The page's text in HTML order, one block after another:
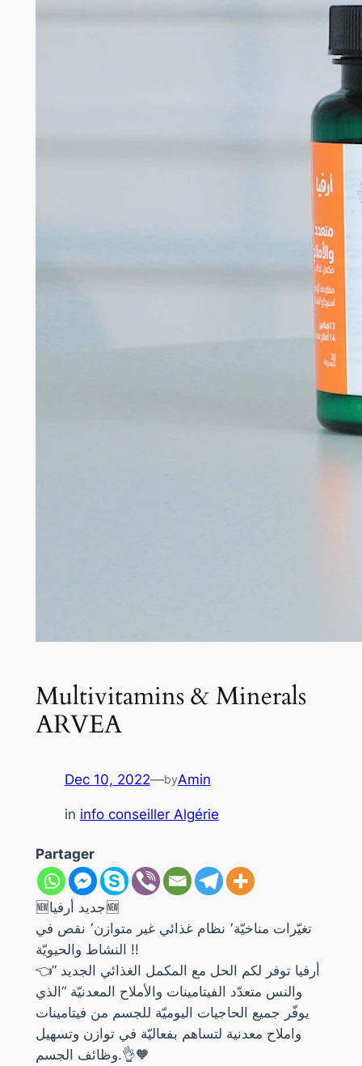
Multivitamins & Minerals
ARVEA
Dec 10, 2022—byAmin
in info conseiller Algérie
Partager
🆕جديد أرفيا🆕
تغيّرات مناخيّة٬ نظام غذائي غير متوازن٬ نقص في
النشاط والحيويّة !!
👈أرفيا توفر لكم الحل مع المكمل الغذائي الجديد ”
والنس متعدّد الفيتامينات والأملاح المعدنيّة “الذي
يوفّر جميع الحاجيات اليوميّة للجسم من فيتامينات
واملاح معدنية لتساهم بفعاليّة في توازن وتسهيل
وظائف الجسم.👌🧡